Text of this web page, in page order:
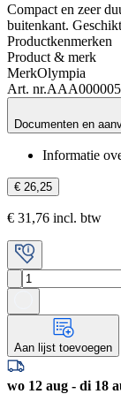
Compact en zeer
buitenkant.
Productkenmerken
Product & merk
MerkOlympia
Art. nr.
Documenten en
Informatie
€ 26,25
€ 31,76 incl. btw
Aan lijst toevoegen
wo 12 aug - di 18